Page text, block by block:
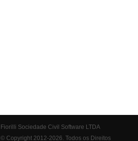
Fiorilli Sociedade Civil Software LTDA
© Copyright 2012-2026. Todos os Direitos